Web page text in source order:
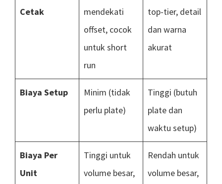
Cetak
mendekati
offset, cocok
untuk short
run
top-tier, detail
dan warna
akurat
Biaya Setup
Minim (tidak
perlu plate)
Tinggi (butuh
plate dan
waktu setup)
Biaya Per
Unit
Tinggi untuk
volume besar,
Rendah untuk
volume besar,